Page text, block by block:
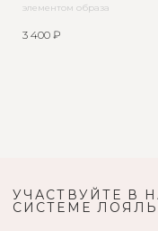
элементом образа
3 400 ₽